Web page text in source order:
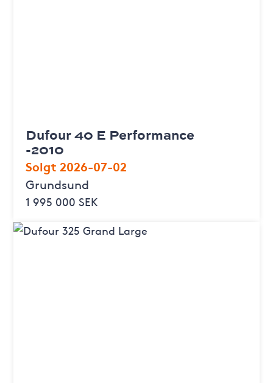
Dufour 40 E Performance
-2010
Solgt 2026-07-02
Grundsund
1 995 000 SEK